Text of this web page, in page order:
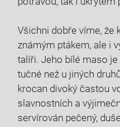
Všichni dobře víme, že
známým ptákem, ale i
talíři. Jeho bílé maso
tučné než u jiných
krocan divoký častou
slavnostních a
servírován pečený,